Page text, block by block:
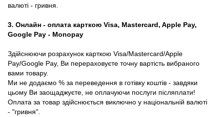
валюті - гривня.
3. Онлайн - оплата карткою Visa, Mastercard, Apple Pay,
Google Pay - Monopay
Здійснюючи розрахунок карткою Visa/Mastercard/Apple
Pay/Google Pay, Ви перераховуєте точну вартість вибраного
вами товару.
Ми не додаємо % за переведення в готівку коштів - завдяки
цьому Ви заощаджуєте, не оплачуючи послуги післяплати!
Оплата за товар здійснюється виключно у національній валюті
- "гривня".